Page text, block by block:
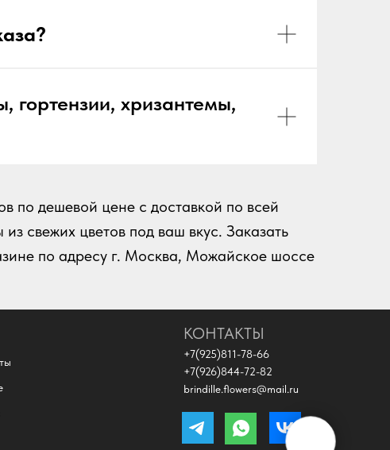
гортензии, хризантемы,
по дешевой цене с доставкой по всей
свежих цветов под ваш вкус. Заказать
по адресу г. Москва, Можайское шоссе
+7(925)811-78-66
+7(926)844-72-82
КОНТАКТЫ
brindille.flowers@mail.ru